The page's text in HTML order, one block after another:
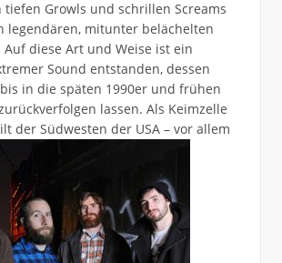
tiefen Growls und schrillen Screams
legendären, mitunter belächelten
Auf diese Art und Weise ist ein
Sound entstanden, dessen
in die späten 1990er und frühen
lassen. Als Keimzelle
der Südwesten der USA – vor allem